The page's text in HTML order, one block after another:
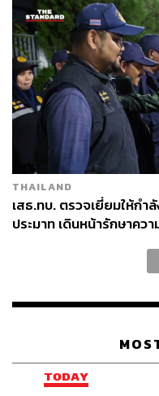
THAILAND
เสธ.ทบ. ตรวจเยี่ยมให้กำ
ประมาท เดินหน้ารักษาค
TODAY